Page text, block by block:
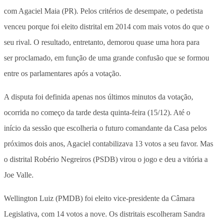
com Agaciel Maia (PR). Pelos critérios de desempate, o pedetista
venceu porque foi eleito distrital em 2014 com mais votos do que o
seu rival. O resultado, entretanto, demorou quase uma hora para
ser proclamado, em função de uma grande confusão que se formou
entre os parlamentares após a votação.
A disputa foi definida apenas nos últimos minutos da votação,
ocorrida no começo da tarde desta quinta-feira (15/12). Até o
início da sessão que escolheria o futuro comandante da Casa pelos
próximos dois anos, Agaciel contabilizava 13 votos a seu favor. Mas
o distrital Robério Negreiros (PSDB) virou o jogo e deu a vitória a
Joe Valle.
Wellington Luiz (PMDB) foi eleito vice-presidente da Câmara
Legislativa, com 14 votos a nove. Os distritais escolheram Sandra